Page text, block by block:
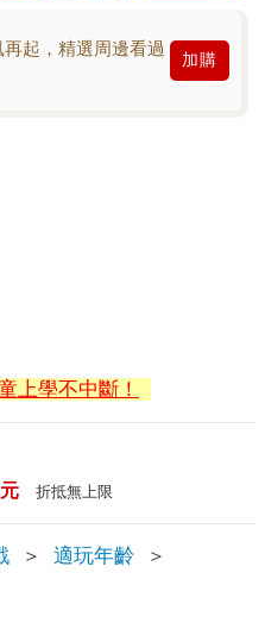
起，精選周邊看過
加購
上學不中斷！
折抵無上限
＞ 適玩年齡
＞